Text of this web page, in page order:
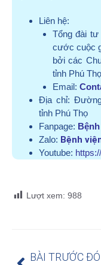
Liên hệ:
Tổng đài
cước cuộc
bởi các
tỉnh Phú
Email:
Địa chỉ:
tỉnh Phú Thọ
Fanpage:
Zalo: Bệnh
Youtube:
Lượt xem: 988
BÀI TRƯỚC ĐÓ